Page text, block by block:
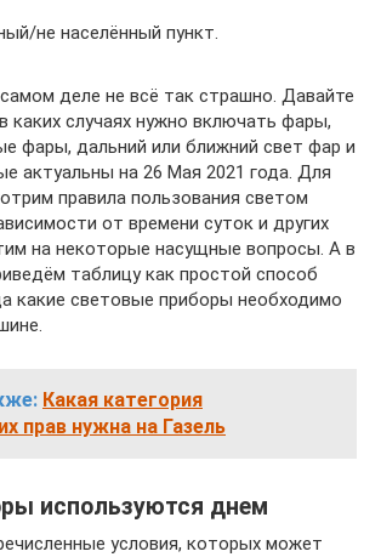
не населённый пункт.
деле не всё так страшно. Давайте
каких случаях нужно включать фары,
фары, дальний или ближний свет фар и
актуальны на 26 Мая 2021 года. Для
правила пользования светом
от времени суток и других
на некоторые насущные вопросы. А в
таблицу как простой способ
какие световые приборы необходимо
Какая категория
прав нужна на Газель
используются днем
условия, которых может